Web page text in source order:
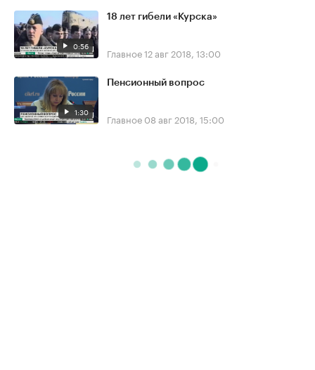
0:56
18 лет гибели «Курска»
Главное12 авг 2018, 13:00
1:30
Пенсионный вопрос
Главное 08 авг 2018, 15:00